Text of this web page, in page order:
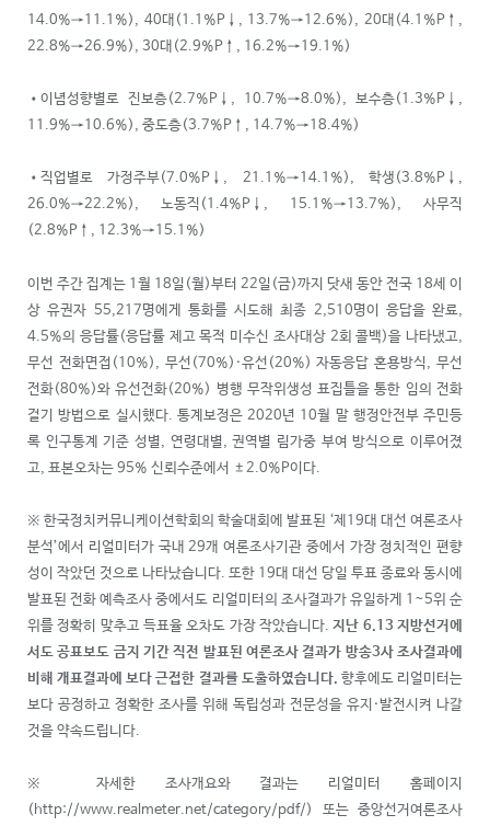
14.0%→11.1%), 40대(1.1%P↓, 13.7%→12.6%), 20대(4.1%P↑,
22.8%→26.9%), 30대(2.9%P↑, 16.2%→19.1%)
•이념성향별로 진보층(2.7%P↓, 10.7%→8.0%), 보수층(1.3%P↓,
11.9%→10.6%), 중도층(3.7%P↑, 14.7%→18.4%)
•직업별로 가정주부(7.0%P↓, 21.1%→14.1%), 학생(3.8%P↓,
26.0%→22.2%), 노동직(1.4%P↓, 15.1%→13.7%), 사무직
(2.8%P↑, 12.3%→15.1%)
이번 주간 집계는 1월 18일(월)부터 22일(금)까지 닷새 동안 전국 18세 이
상 유권자 55,217명에게 통화를 시도해 최종 2,510명이 응답을 완료,
4.5%의 응답률(응답률 제고 목적 미수신 조사대상 2회 콜백)을 나타냈고,
무선 전화면접(10%), 무선(70%)·유선(20%) 자동응답 혼용방식, 무선
전화(80%)와 유선전화(20%) 병행 무작위생성 표집틀을 통한 임의 전화
걸기 방법으로 실시했다. 통계보정은 2020년 10월 말 행정안전부 주민등
록 인구통계 기준 성별, 연령대별, 권역별 림가중 부여 방식으로 이루어졌
고, 표본오차는 95% 신뢰수준에서 ±2.0%P이다.
※ 한국정치커뮤니케이션학회의 학술대회에 발표된 ‘제19대 대선 여론조사
분석’에서 리얼미터가 국내 29개 여론조사기관 중에서 가장 정치적인 편향
성이 작았던 것으로 나타났습니다. 또한 19대 대선 당일 투표 종료와 동시에
발표된 전화 예측조사 중에서도 리얼미터의 조사결과가 유일하게 1~5위 순
위를 정확히 맞추고 득표율 오차도 가장 작았습니다.지난 6.13 지방선거에
서도 공표보도 금지 기간 직전 발표된 여론조사 결과가 방송3사 조사결과에
비해 개표결과에 보다 근접한 결과를 도출하였습니다. 향후에도 리얼미터는
보다 공정하고 정확한 조사를 위해 독립성과 전문성을 유지·발전시켜 나갈
것을 약속드립니다.
※ 자세한 조사개요와 결과는 리얼미터 홈페이지
(http://www.realmeter.net/category/pdf/) 또는 중앙선거여론조사